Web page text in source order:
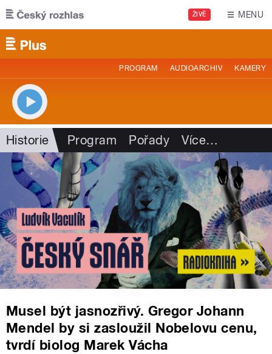
Přejít k hlavnímu obsahu
ŽIVĚ MENU
PROGRAM AUDIOARCHIV KAMERY
Historie Program Pořady Více…
Musel být jasnozřivý. Gregor Johann
Mendel by si zasloužil Nobelovu cenu,
tvrdí biolog Marek Vácha